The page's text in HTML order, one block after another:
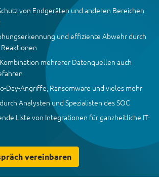
von Endgeräten und anderen Bereichen
und effiziente Abwehr durch
mehrerer Datenquellen auch
Day-Angriffe, Ransomware und vieles mehr
Analysten und Spezialisten des SOC
Liste von Integrationen für ganzheitliche IT-
vereinbaren